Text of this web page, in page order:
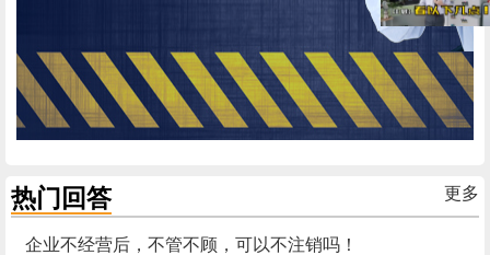
更多
热门回答
企业不经营后，不管不顾，可以不注销吗！